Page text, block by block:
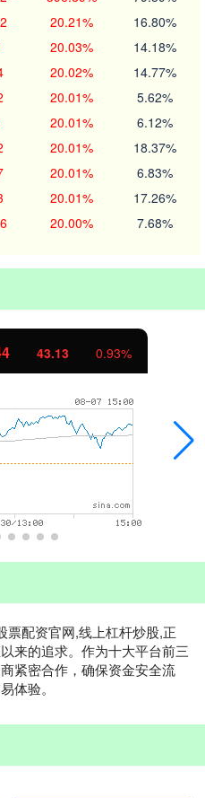
20.21% 16.80%
20.03% 14.18%
20.02% 14.77%
20.01% 5.62%
20.01% 6.12%
20.01% 18.37%
20.01% 6.83%
20.01% 17.26%
20.00% 7.68%
43.13 0.93%
票配资官网,线上杠杆炒股,正
来的追求。作为十大平台前三
紧密合作，确保资金安全流
体验。